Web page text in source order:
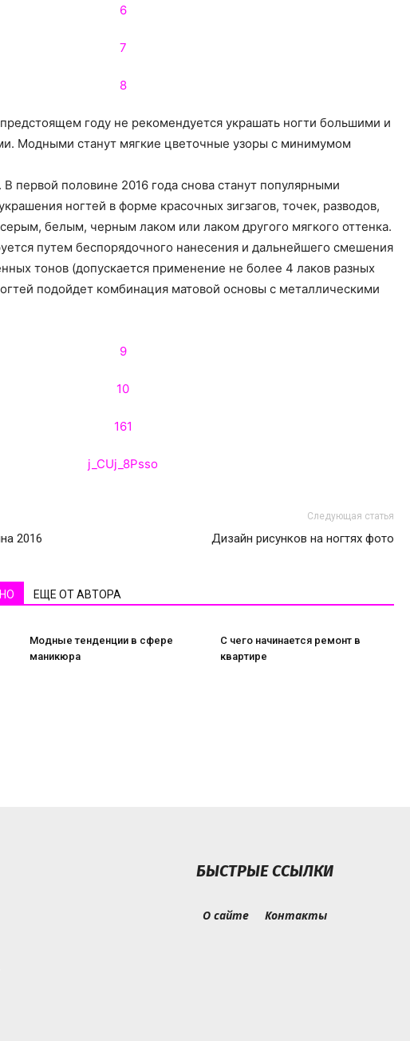
году не рекомендуется украшать ногти большими и
Модными станут мягкие цветочные узоры с минимумом
первой половине 2016 года снова станут популярными
ногтей в форме красочных зигзагов, точек, разводов,
белым, черным лаком или лаком другого мягкого оттенка.
путем беспорядочного нанесения и дальнейшего смешения
тонов (допускается применение не более 4 лаков разных
подойдет комбинация матовой основы с металлическими
2016
Следующая статья
Дизайн рисунков на ногтях фото
ЕЩЕ ОТ АВТОРА
Модные тенденции в сфере
маникюра
С чего начинается ремонт в
квартире
БЫСТРЫЕ ССЫЛКИ
О сайте Контакты